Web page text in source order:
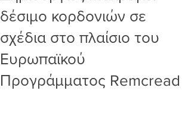
δέσιμο κορδονιών σε
σχέδια στο πλαίσιο του
Ευρωπαϊκού
Προγράμματος Remcread